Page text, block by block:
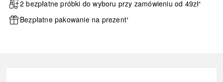
2 bezpłatne próbki do wyboru przy zamówieniu od 49zł¹
Bezpłatne pakowanie na prezent¹